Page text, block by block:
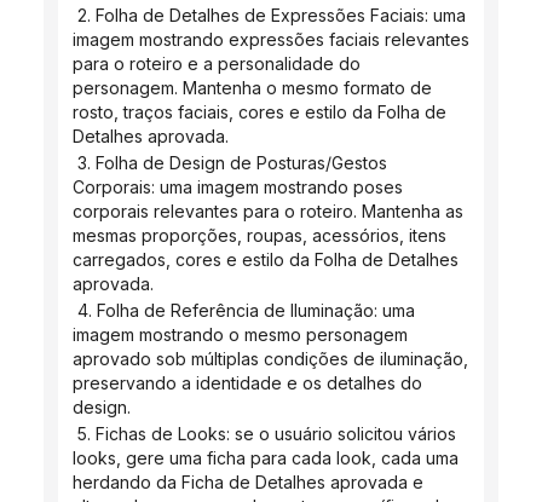
imagem mostrando expressões faciais relevantes
para o roteiro e a personalidade do
personagem. Mantenha o mesmo formato de
rosto, traços faciais, cores e estilo da Folha de
Detalhes aprovada.
Corporais: uma imagem mostrando poses
corporais relevantes para o roteiro. Mantenha as
mesmas proporções, roupas, acessórios, itens
carregados, cores e estilo da Folha de Detalhes
aprovada.
imagem mostrando o mesmo personagem
aprovado sob múltiplas condições de iluminação,
preservando a identidade e os detalhes do
design.
looks, gere uma ficha para cada look, cada uma
herdando da Ficha de Detalhes aprovada e